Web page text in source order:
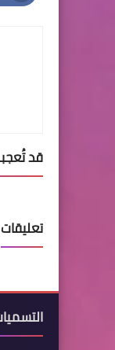
قد
تعليقات